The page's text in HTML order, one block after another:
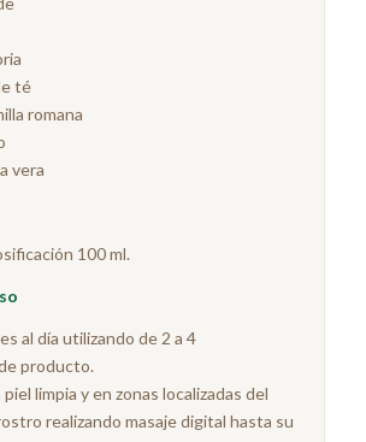
té
romana
vera
100 ml.
al día utilizando de 2 a 4
producto.
limpia y en zonas localizadas del
realizando masaje digital hasta su